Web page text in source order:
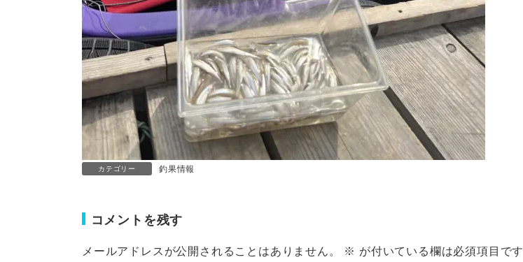
カテゴリー 釣果情報
コメントを残す
メールアドレスが公開されることはありません。 ※ が付いている欄は必須項目です